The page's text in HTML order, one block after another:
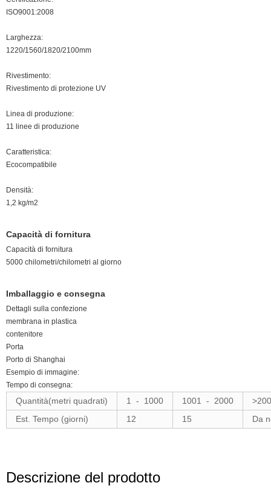
ISO9001:2008
Larghezza:
1220/1560/1820/2100mm
Rivestimento:
Rivestimento di protezione UV
Linea di produzione:
11 linee di produzione
Caratteristica:
Ecocompatibile
Densità:
1,2 kg/m2
Capacità di fornitura
Capacità di fornitura
5000 chilometri/chilometri al giorno
Imballaggio e consegna
Dettagli sulla confezione
membrana in plastica
contenitore
Porta
Porto di Shanghai
Esempio di immagine:
Tempo di consegna:
Quantità(metri quadrati) 1 - 1000 1001 - 2000
Est. Tempo (giorni)
12 15 Da
Descrizione del prodotto